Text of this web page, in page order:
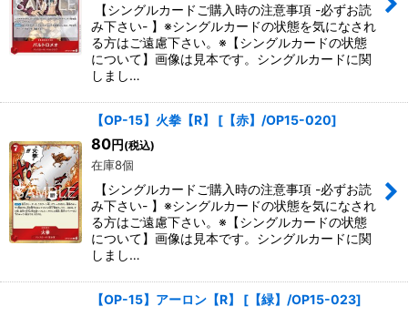
【シングルカードご購入時の注意事項 -必ずお読
み下さい- 】※シングルカードの状態を気になされ
る方はご遠慮下さい。※【シングルカードの状態
について】画像は見本です。シングルカードに関
しまし…
【OP-15】火拳【R】 [ 【赤】/OP15-020]
80円 (税込)
在庫8個
【シングルカードご購入時の注意事項 -必ずお読
み下さい- 】※シングルカードの状態を気になされ
る方はご遠慮下さい。※【シングルカードの状態
について】画像は見本です。シングルカードに関
しまし…
【OP-15】アーロン【R】 [ 【緑】/OP15-023]